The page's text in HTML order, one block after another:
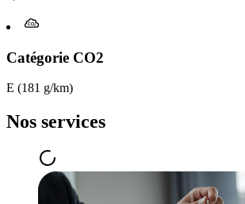
Catégorie CO2
E (181 g/km)
Nos services